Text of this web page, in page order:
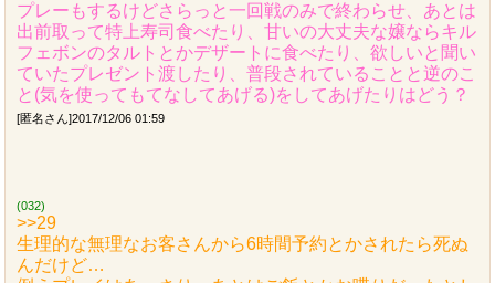
プレーもするけどさらっと一回戦のみで終わらせ、あとは
出前取って特上寿司食べたり、甘いの大丈夫な嬢ならキル
フェボンのタルトとかデザートに食べたり、欲しいと聞い
ていたプレゼント渡したり、普段されていることと逆のこ
と(気を使ってもてなしてあげる)をしてあげたりはどう？
[匿名さん]2017/12/06 01:59
(032)
>>29
生理的な無理なお客さんから6時間予約とかされたら死ぬ
んだけど…